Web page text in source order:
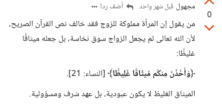
0
مجهول قبل شهر واحد أضف ردا
من يقول إن المرأة مملوكة للزوج فقد خالف نص القرآن الصريح،
لأن الله تعالى لم يجعل الزواج سوق نخاسة، بل جعله ميثاقًا
غليظًا:
﴿وَأَخَذْنَ مِنكُم مِّيثَاقًا غَلِيظًا﴾[النساء: 21].
الميثاق الغليظ لا يكون عبودية، بل عهد شرف ومسؤولية.